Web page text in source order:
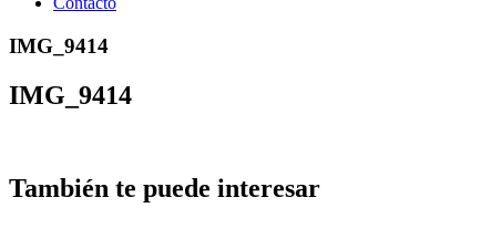
IMG_9414
IMG_9414
También te puede interesar